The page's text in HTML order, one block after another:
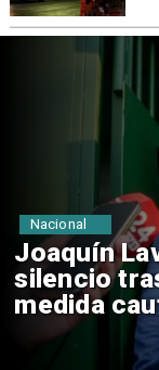
Chile y
reinicio de
consulares
Nacional